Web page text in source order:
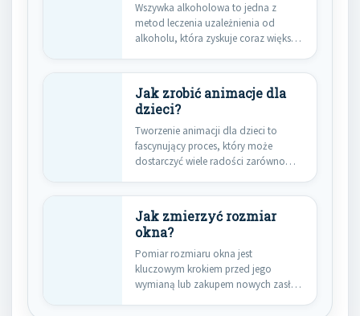
Wszywka alkoholowa to jedna z
metod leczenia uzależnienia od
alkoholu, która zyskuje coraz większą
Jak zrobić animacje dla
dzieci?
Tworzenie animacji dla dzieci to
fascynujący proces, który może
dostarczyć wiele radości zarówno
Jak zmierzyć rozmiar
okna?
Pomiar rozmiaru okna jest
kluczowym krokiem przed jego
wymianą lub zakupem nowych zasłon